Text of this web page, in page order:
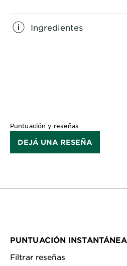
Ingredientes
Puntuación y reseñas
DEJÁ UNA RESEÑA
PUNTUACIÓN INSTANTÁNEA
Filtrar reseñas